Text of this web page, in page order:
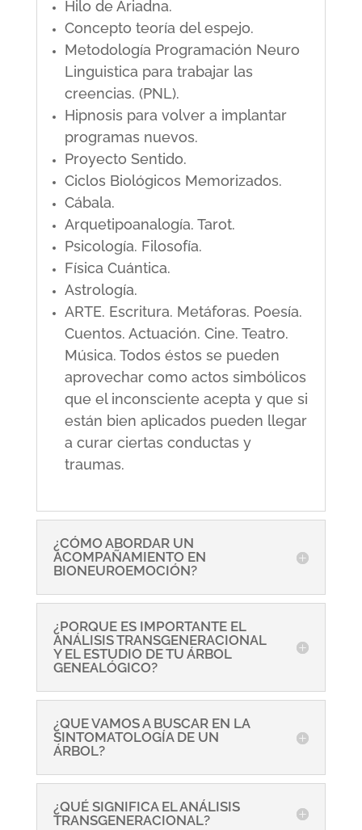
Hilo de Ariadna.
Concepto teoría del espejo.
Metodología Programación Neuro
Linguistica para trabajar las
creencias. (PNL).
Hipnosis para volver a implantar
programas nuevos.
Proyecto Sentido.
Ciclos Biológicos Memorizados.
Cábala.
Arquetipoanalogía. Tarot.
Psicología. Filosofía.
Física Cuántica.
Astrología.
ARTE. Escritura. Metáforas. Poesía.
Cuentos. Actuación. Cine. Teatro.
Música. Todos éstos se pueden
aprovechar como actos simbólicos
que el inconsciente acepta y que si
están bien aplicados pueden llegar
a curar ciertas conductas y
traumas.
¿CÓMO ABORDAR UN
ACOMPAÑAMIENTO EN
BIONEUROEMOCIÓN?
¿PORQUE ES IMPORTANTE EL
ANÁLISIS TRANSGENERACIONAL
Y EL ESTUDIO DE TU ÁRBOL
GENEALÓGICO?
¿QUE VAMOS A BUSCAR EN LA
SINTOMATOLOGÍA DE UN
ÁRBOL?
¿QUÉ SIGNIFICA EL ANÁLISIS
TRANSGENERACIONAL?